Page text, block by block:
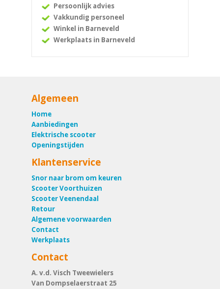
Persoonlijk advies
Vakkundig personeel
Winkel in Barneveld
Werkplaats in Barneveld
Algemeen
Home
Aanbiedingen
Elektrische scooter
Openingstijden
Klantenservice
Snor naar brom om keuren
Scooter Voorthuizen
Scooter Veenendaal
Retour
Algemene voorwaarden
Contact
Werkplaats
Contact
A. v.d. Visch Tweewielers
Van Dompselaerstraat 25